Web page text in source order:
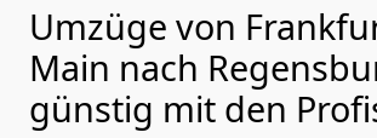
Umzüge von
Main nach
günstig mit den